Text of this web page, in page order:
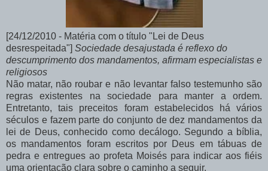
[24/12/2010 - Matéria com o título "Lei de Deus
desrespeitada"] Sociedade desajustada é reflexo do
descumprimento dos mandamentos, afirmam especialistas e
religiosos
Não matar, não roubar e não levantar falso testemunho são
regras existentes na sociedade para manter a ordem.
Entretanto, tais preceitos foram estabelecidos há vários
séculos e fazem parte do conjunto de dez mandamentos da
lei de Deus, conhecido como decálogo. Segundo a bíblia,
os mandamentos foram escritos por Deus em tábuas de
pedra e entregues ao profeta Moisés para indicar aos fiéis
uma orientação clara sobre o caminho a seguir.